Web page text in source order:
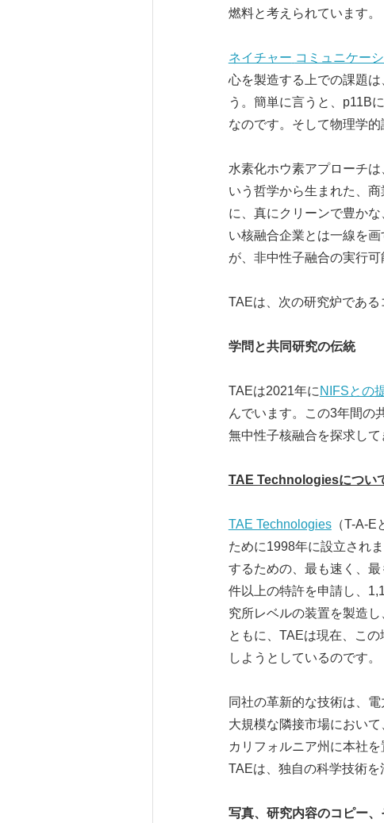
燃料と考えられています。
ネイチャー コミュニケー
心を製造する上での課題
う。簡単に言うと、p11B
なのです。そして物理学的
水素化ホウ素アプローチ
いう哲学から生まれた、
に、真にクリーンで豊か
い核融合企業とは一線を
が、非中性子融合の実行
TAEは、次の研究炉である
学問と共同研究の伝統
TAEは2021年に NIFSとの
んでいます。この3年間の
無中性子核融合を探求して
TAE Technologiesについ
TAE Technologies（T-A-E
ために1998年に設立され
するための、最も速く、
件以上の特許を申請し、
究所レベルの装置を製造
ともに、TAEは現在、こ
しようとしているのです。
同社の革新的な技術は、
大規模な隣接市場におい
カリフォルニア州に本社
TAEは、独自の科学技術を
写真、研究内容のコピー、